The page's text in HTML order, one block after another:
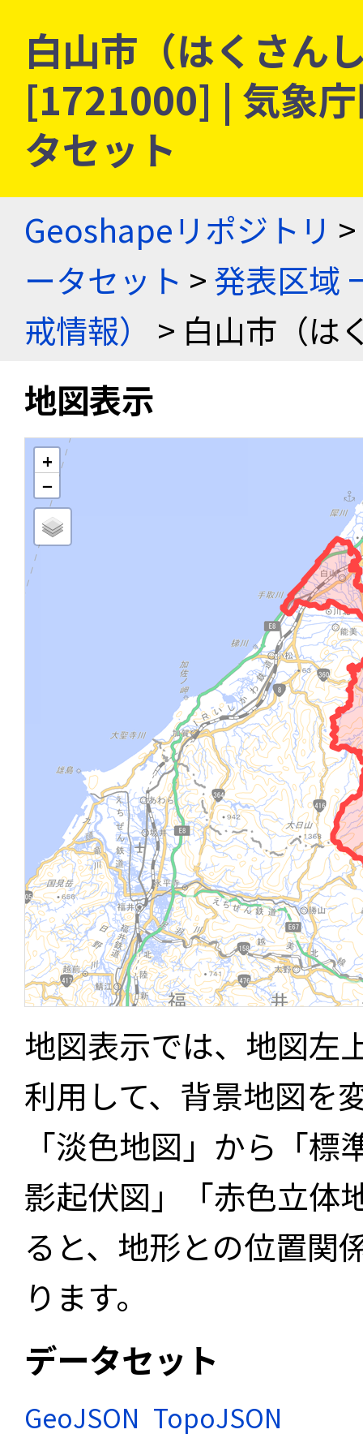
白山市（はくさん
[1721000] | 気象
タセット
Geoshapeリポジトリ >
ータセット >発表区域
戒情報）
> 白山市（は
地図表示
+
−
地図表示では、地図左
利用して、背景地図を
「淡色地図」から「
影起伏図」「赤色立体
ると、地形との位置関
ります。
データセット
GeoJSON TopoJSON